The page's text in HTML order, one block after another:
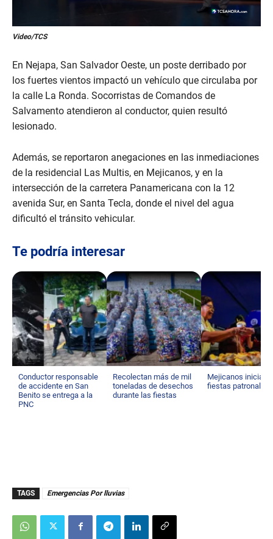
0
s
c
o
n
s
o
f
2
n
u
t
e
,
4
1
e
c
n
d
s
Video/TCS
En Nejapa, San Salvador Oeste, un poste derribado por
los fuertes vientos impactó un vehículo que circulaba por
la calle La Ronda. Socorristas de Comandos de
Salvamento atendieron al conductor, quien resultó
lesionado.
Además, se reportaron anegaciones en las inmediaciones
de la residencial Las Multis, en Mejicanos, y en la
intersección de la carretera Panamericana con la 12
avenida Sur, en Santa Tecla, donde el nivel del agua
dificultó el tránsito vehicular.
Te podría interesar
Conductor responsable
de accidente en San
Benito se entrega a la
PNC
Recolectan más de mil
toneladas de desechos
durante las fiestas
Mejicanos inicia
fiestas patronales
TAGS Emergencias Por lluvias